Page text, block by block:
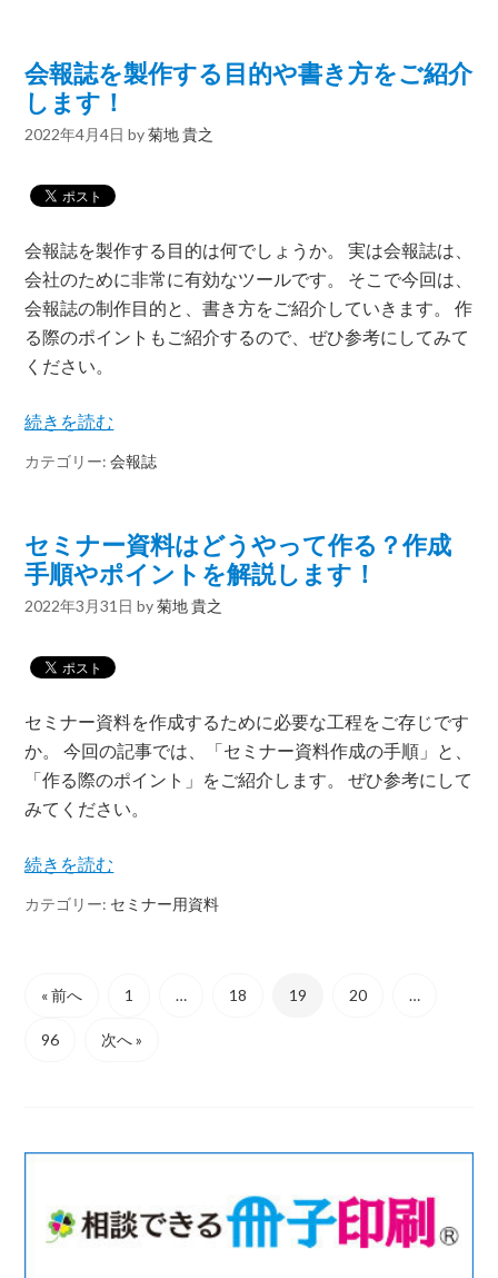
会報誌を製作する目的や書き方をご紹介
します！
2022年4月4日 by菊地 貴之
会報誌を製作する目的は何でしょうか。 実は会報誌は、
会社のために非常に有効なツールです。 そこで今回は、
会報誌の制作目的と、書き方をご紹介していきます。 作
る際のポイントもご紹介するので、ぜひ参考にしてみて
ください。
続きを読む
カテゴリー:会報誌
セミナー資料はどうやって作る？作成
手順やポイントを解説します！
2022年3月31日 by菊地 貴之
セミナー資料を作成するために必要な工程をご存じです
か。 今回の記事では、「セミナー資料作成の手順」と、
「作る際のポイント」をご紹介します。 ぜひ参考にして
みてください。
続きを読む
カテゴリー: セミナー用資料
« 前へ 1 … 18 19 20 …
96 次へ »